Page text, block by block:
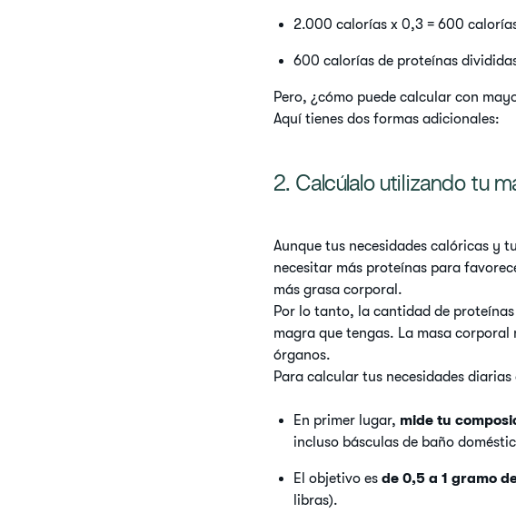
2.000 calorías x 0,3 = 600
600 calorías de proteínas
Pero, ¿cómo puede calcular con
Aquí tienes dos formas adicionales:
2. Calcúlalo utilizando tu
Aunque tus necesidades calóricas y
necesitar más proteínas para
más grasa corporal.
Por lo tanto, la cantidad de
magra que tengas. La masa
órganos.
Para calcular tus necesidades
En primer lugar, mide tu
incluso básculas de baño
El objetivo es de 0,5 a 1 gramo
libras).